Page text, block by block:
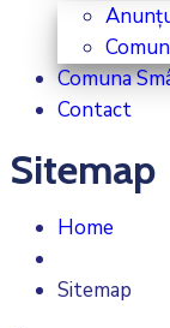
Comuna
Contact
Sitemap
Home
Sitemap